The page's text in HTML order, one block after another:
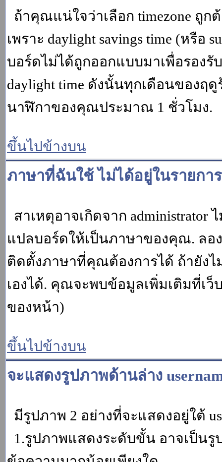
ถ้าคุณแน่ใจว่าเลือก timezone ถู
เพราะ daylight savings time (หรือ
บอร์ดไม่ได้ถูกออกแบบมาเพื่อรอง
daylight time ดังนั้นทุกเดือนของฤ
นาฬิกาของคุณประมาณ 1 ชั่วโมง.
ขึ้นไปข้างบน
ภาษาที่ฉันใช้ ไม่ได้อยู่ในรายกา
สาเหตุอาจเกิดจาก
แปลบอร์ดให้เป็นภาษาของคุณ. ลอง
ติดตั้งภาษาที่คุณต้องการได้ ถ้ายัง
เองได้. คุณจะพบข้อมูลเพิ่มเติมที่เว็
ของหน้า)
ขึ้นไปข้างบน
จะแสดงรูปภาพด้านล่าง
มีรูปภาพ 2 อย่างที่จะแสดงอยู่ใต้
1.รูปภาพแสดงระดับขั้น อาจเป็น